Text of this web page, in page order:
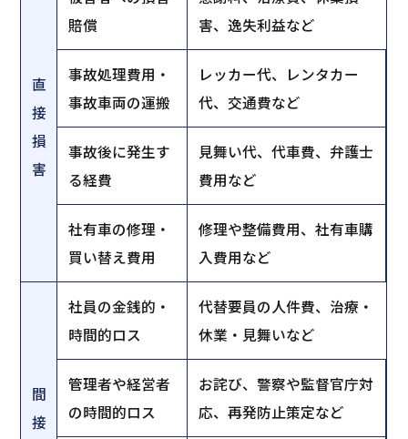
直
接
損
害
賠償
害、逸失利益など
事故処理費用・
事故車両の運搬
レッカー代、レンタカー
代、交通費など
事故後に発生す
る経費
見舞い代、代車費、弁護士
費用など
社有車の修理・
買い替え費用
修理や整備費用、社有車購
入費用など
間
接
社員の金銭的・
時間的ロス
代替要員の人件費、治療・
休業・見舞いなど
管理者や経営者
の時間的ロス
お詫び、警察や監督官庁対
応、再発防止策定など